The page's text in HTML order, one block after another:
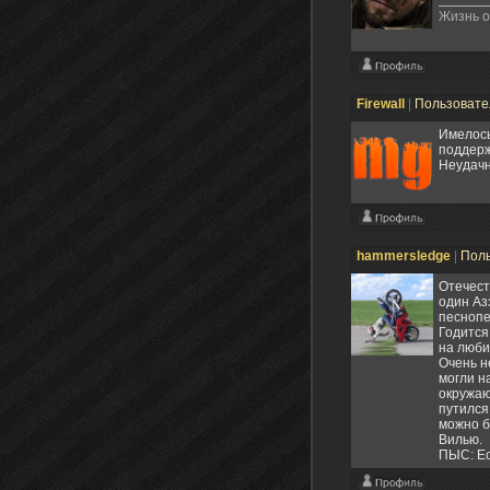
Жизнь
Firewall
hammersledge
один
на
Очень
могли
можно
Вилью.
ПЫС: